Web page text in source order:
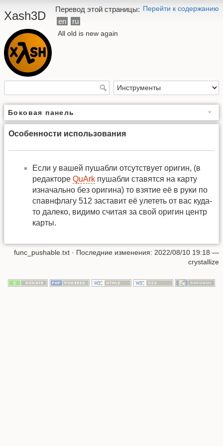
Перейти к содержанию
Перевод этой страницы:
en
ru
Xash3D
All old is new again
Боковая панель
Особенности использования
Если у вашей пушабли отсутствует оригин, (в
редакторе QuArk пушабли ставятся на карту
изначально без оригина) то взятие её в руки по
спавнфлагу 512 заставит её улететь от вас куда-
то далеко, видимо считая за свой оригин центр
карты.
func_pushable.txt · Последние изменения: 2022/08/10 19:18 —
crystallize